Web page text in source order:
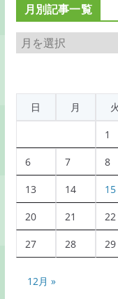
月別記事一覧
月
別
事
日
月 火
1
6 7 8
13 14 15
20 21 22
27 28 29
12月 »